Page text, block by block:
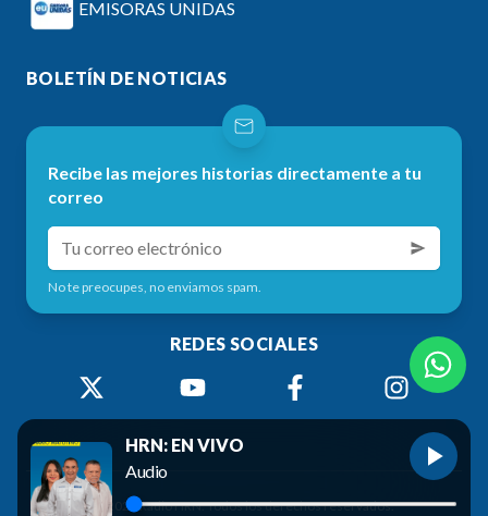
EMISORAS UNIDAS
BOLETÍN DE NOTICIAS
Recibe las mejores historias directamente a tu
correo
No te preocupes, no enviamos spam.
REDES SOCIALES
2026 Radio HRN. Todos los derechos reservados.
HRN: EN VIVO
Audio